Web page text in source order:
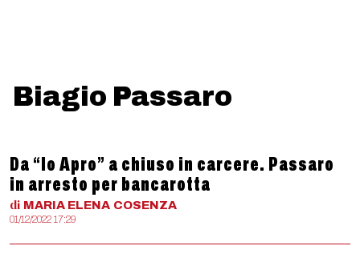
Biagio Passaro
Da “Io Apro” a chiuso in carcere. Passaro
in arresto per bancarotta
di MARIA ELENA COSENZA
01/12/2022 17:29